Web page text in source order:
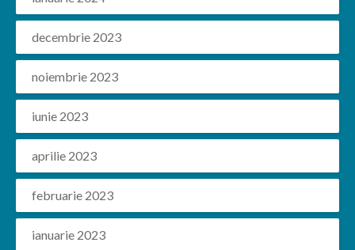
decembrie 2023
noiembrie 2023
iunie 2023
aprilie 2023
februarie 2023
ianuarie 2023